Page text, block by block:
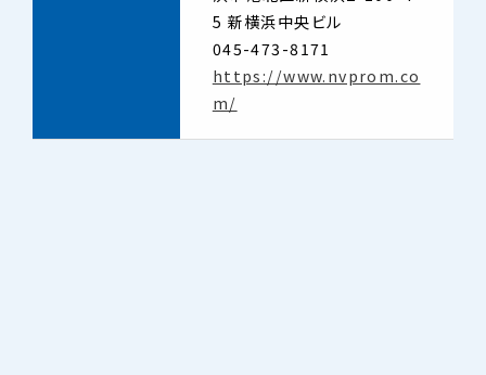
5 新横浜中央ビル
045-473-8171
https://www.nvprom.co
m/